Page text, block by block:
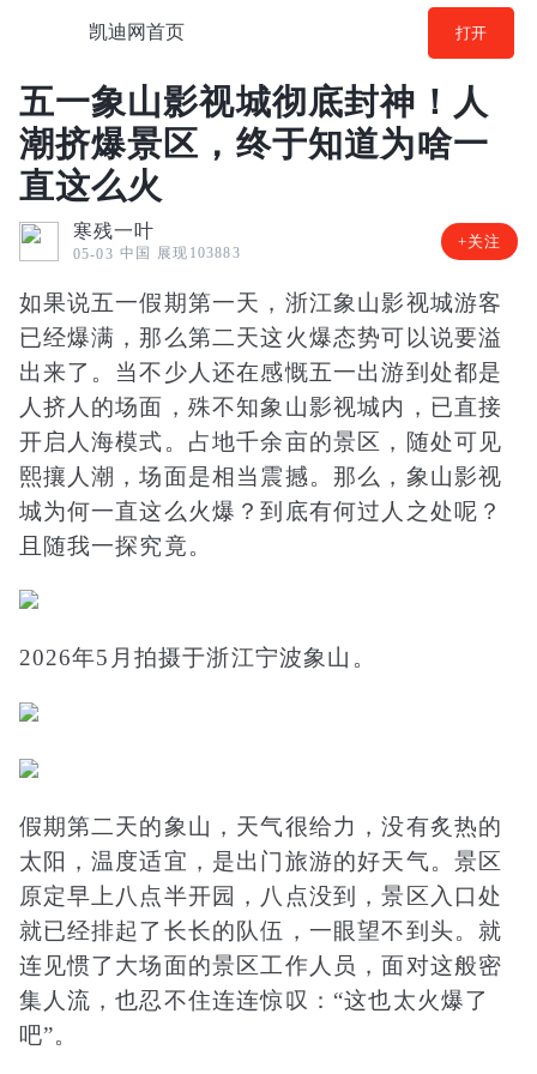
凯迪网首页 打开
五一象山影视城彻底封神！人
潮挤爆景区，终于知道为啥一
直这么火
寒残一叶
05-03 中国 展现103883
+关注
如果说五一假期第一天，浙江象山影视城游客
已经爆满，那么第二天这火爆态势可以说要溢
出来了。当不少人还在感慨五一出游到处都是
人挤人的场面，殊不知象山影视城内，已直接
开启人海模式。占地千余亩的景区，随处可见
熙攘人潮，场面是相当震撼。那么，象山影视
城为何一直这么火爆？到底有何过人之处呢？
且随我一探究竟。
2026年5月拍摄于浙江宁波象山。
假期第二天的象山，天气很给力，没有炙热的
太阳，温度适宜，是出门旅游的好天气。景区
原定早上八点半开园，八点没到，景区入口处
就已经排起了长长的队伍，一眼望不到头。就
连见惯了大场面的景区工作人员，面对这般密
集人流，也忍不住连连惊叹：“这也太火爆了
吧”。